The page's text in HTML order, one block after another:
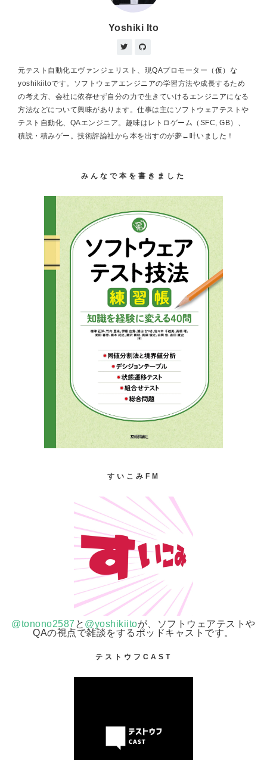
Yoshiki Ito
元テスト自動化エヴァンジェリスト、現QAプロモーター（仮）な
yoshikiitoです。ソフトウェアエンジニアの学習方法や成長するため
の考え方、会社に依存せず自分の力で生きていけるエンジニアになる
方法などについて興味があります。仕事は主にソフトウェアテストや
テスト自動化、QAエンジニア。趣味はレトロゲーム（SFC, GB）、
積読・積みゲー。技術評論社から本を出すのが夢←叶いました！
みんなで本を書きました
すいこみFM
@tonono2587 と @yoshikiitoが、ソフトウェアテストや
QAの視点で雑談をするポッドキャストです。
テストウフCAST